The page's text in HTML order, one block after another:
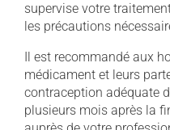
supervise votre
les précautions
Il est recommandé aux
médicament et leurs
contraception adéquate
plusieurs mois après la